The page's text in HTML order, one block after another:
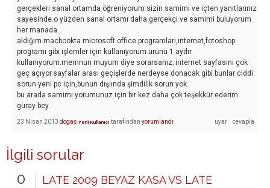
gerçekleri sanal ortamda öğreniyorum sizin samimi ve içten yanıtlarınız
sayesinde.o yüzden sanal ortamı daha gerçekçi ve samimi buluyorum
her manada.
aldığım macbookta microsoft office programları,internet,fotoshop
programı gibi işlemler için kullanıyorum.ürünü 1 aydır
kullanıyorum.memnun muyum diye sorarsanız; internet sayfasını çok
geç açıyor.sayfalar arası geçişlerde nerdeyse donacak gibi bunlar ciddi
sorun yeni pc için,bunun dışıında şimdilik sorun yok.
bu arada samimi yorumunuz için bir kez daha çok teşekkür ederim
güray bey
23 Nisan 2013 dogas Yeni Kullanıcı tarafından yorumlandı
İlgili sorular
0
LATE 2009 BEYAZ KASA VS LATE